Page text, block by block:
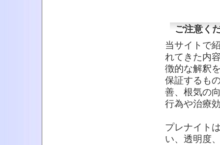
ご注意く
当サイトで
れてきた内
徴的な解釈
保証するも
善、根気の
行為や治療
プレナイト
い、透明度